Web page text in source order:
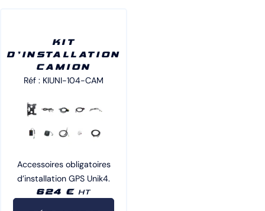
KIT
D’INSTALLATION
CAMION
Réf : KIUNI-104-CAM
Accessoires obligatoires
d’installation GPS Unik4.
624 € HT